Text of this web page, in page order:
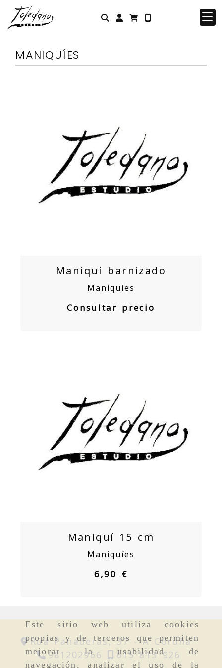
Este sitio web utiliza cookies
propias y de terceros que permiten
mejorar la usabilidad de
navegación, analizar el uso de la
Identifícate
MANIQUÍES
Maniquí barnizado
Maniquíes
Consultar precio
Maniquí 15 cm
Maniquíes
6,90 €
Rúa Panaderas, 37 -A Coruña
981202966
615 813 926